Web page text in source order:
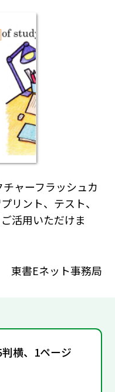
ャーフラッシュカ
リント、テスト、
活用いただけま
東書Eネット事務局
判横、1ページ